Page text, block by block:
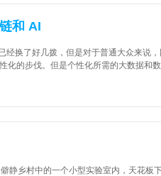
和 AI
经换了好几拨，但是对于普通大众来说
化的步伐。但是个性化所需的大数据和
静乡村中的一个小型实验室内，天花板